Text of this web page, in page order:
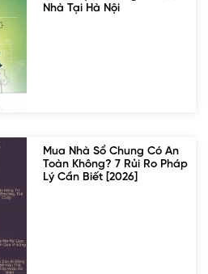
Nhà Tại Hà Nội
Mua Nhà Sổ Chung Có An
Toàn Không? 7 Rủi Ro Pháp
Lý Cần Biết [2026]